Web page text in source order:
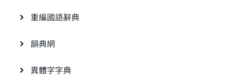
重編國語辭典
韻典網
異體字字典